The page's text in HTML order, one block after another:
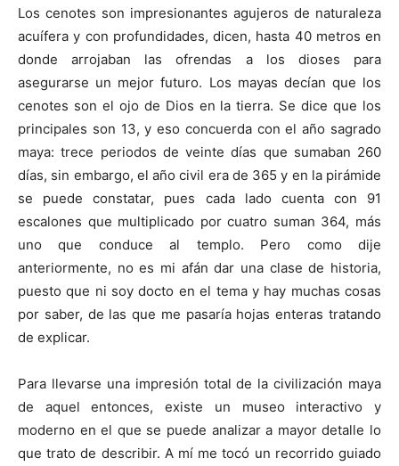
Los cenotes son impresionantes agujeros de naturaleza
acuífera y con profundidades, dicen, hasta 40 metros en
donde arrojaban las ofrendas a los dioses para
asegurarse un mejor futuro. Los mayas decían que los
cenotes son el ojo de Dios en la tierra. Se dice que los
principales son 13, y eso concuerda con el año sagrado
maya: trece periodos de veinte días que sumaban 260
días, sin embargo, el año civil era de 365 y en la pirámide
se puede constatar, pues cada lado cuenta con 91
escalones que multiplicado por cuatro suman 364, más
uno que conduce al templo. Pero como dije
anteriormente, no es mi afán dar una clase de historia,
puesto que ni soy docto en el tema y hay muchas cosas
por saber, de las que me pasaría hojas enteras tratando
de explicar.
Para llevarse una impresión total de la civilización maya
de aquel entonces, existe un museo interactivo y
moderno en el que se puede analizar a mayor detalle lo
que trato de describir. A mí me tocó un recorrido guiado